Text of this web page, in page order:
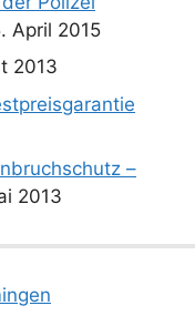
April 2015
2013
–
2013